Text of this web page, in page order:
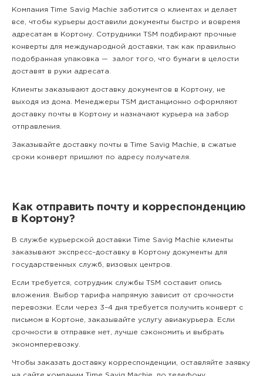
Компания Time Savig Machie заботится о клиентах и делает
все, чтобы курьеры доставили документы быстро и вовремя
адресатам в Кортону. Сотрудники TSM подбирают прочные
конверты для международной доставки, так как правильно
подобранная упаковка — залог того, что бумаги в целости
доставят в руки адресата.
Клиенты заказывают доставку документов в Кортону, не
выходя из дома. Менеджеры TSM дистанционно оформляют
доставку почты в Кортону и назначают курьера на забор
отправления.
Заказывайте доставку почты в Time Savig Machie, в сжатые
сроки конверт пришлют по адресу получателя.
Как отправить почту и корреспонденцию
в Кортону?
В службе курьерской доставки Time Savig Machie клиенты
заказывают экспресс–доставку в Кортону документы для
государственных служб, визовых центров.
Если требуется, сотрудник службы TSM составит опись
вложения. Выбор тарифа напрямую зависит от срочности
перевозки. Если через 3–4 дня требуется получить конверт с
письмом в Кортоне, заказывайте услугу авиакурьера. Если
срочности в отправке нет, лучше сэкономить и выбрать
экономперевозку.
Чтобы заказать доставку корреспонденции, оставляйте заявку